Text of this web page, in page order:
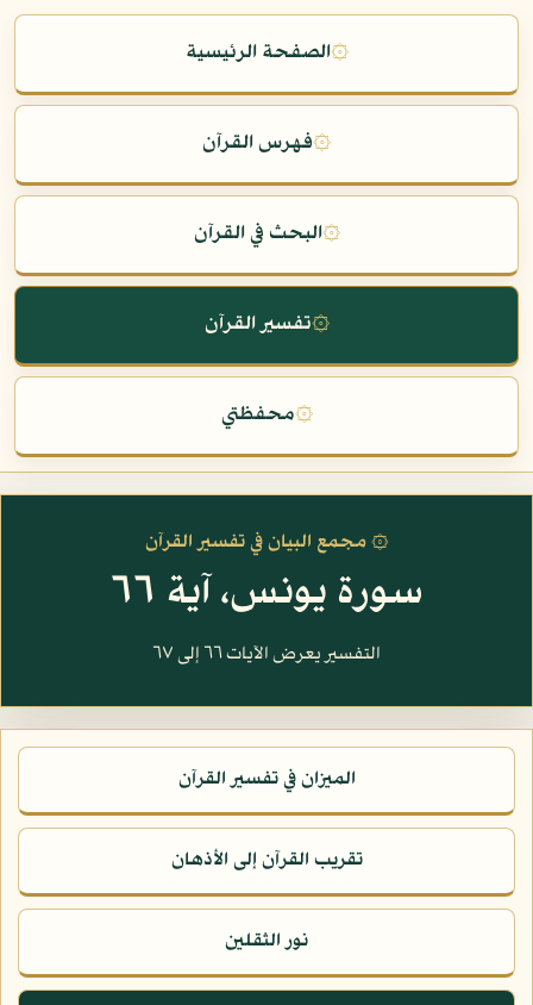
۞الصفحة الرئيسية
۞فهرس القرآن
۞البحث في القرآن
۞تفسير القرآن
۞محفظتي
۞ مجمع البيان في تفسير القرآن
سورة يونس، آية ٦٦
التفسير يعرض الآيات ٦٦ إلى ٦٧
الميزان في تفسير القرآن
تقريب القرآن إلى الأذهان
نور الثقلين